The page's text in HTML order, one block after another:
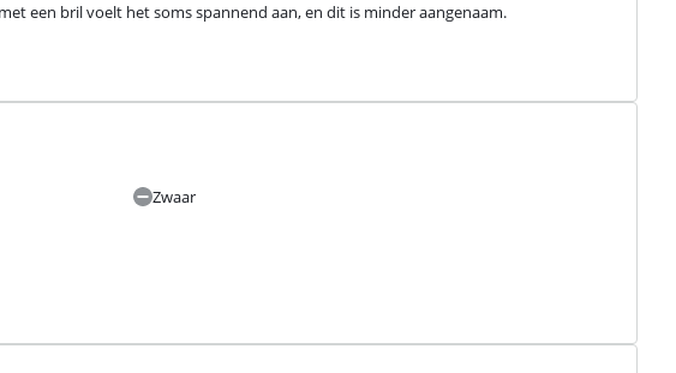
een bril voelt het soms spannend aan, en dit is minder aangenaam.
Zwaar